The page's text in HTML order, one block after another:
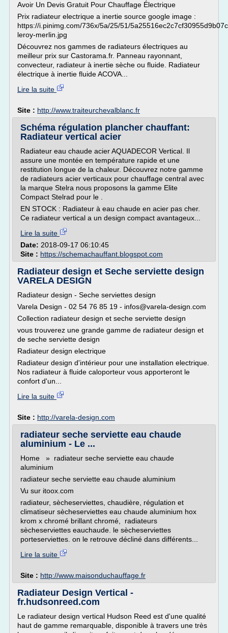
Avoir Un Devis Gratuit Pour Chauffage Électrique
Prix radiateur electrique a inertie source google image :
https://i.pinimg.com/736x/5a/25/51/
leroy-merlin.jpg
Découvrez nos gammes de radiateurs électriques au
meilleur prix sur Castorama.fr. Panneau rayonnant,
convecteur, radiateur à inertie sèche ou fluide. Radiateur
électrique à inertie fluide ACOVA...
Lire la suite
Site : http://www.traiteurchevalblanc.fr
Schéma régulation plancher chauffant:
Radiateur vertical acier
Radiateur eau chaude acier AQUADECOR Vertical. Il
assure une montée en température rapide et une
restitution longue de la chaleur. Découvrez notre gamme
de radiateurs acier verticaux pour chauffage central avec
la marque Stelra nous proposons la gamme Elite
Compact Stelrad pour le .
EN STOCK : Radiateur à eau chaude en acier pas cher.
Ce radiateur vertical a un design compact avantageux...
Lire la suite
Date: 2018-09-17 06:10:45
Site : https://schemachauffant.blogspot.com
Radiateur design et Seche serviette design
VARELA DESIGN
Radiateur design - Seche serviettes design
Varela Design - 02 54 76 85 19 - infos@varela-design.com
Collection radiateur design et seche serviette design
vous trouverez une grande gamme de radiateur design et
de seche serviette design
Radiateur design electrique
Radiateur design d'intérieur pour une installation electrique.
Nos radiateur à fluide caloporteur vous apporteront le
confort d'un...
Lire la suite
Site : http://varela-design.com
radiateur seche serviette eau chaude
aluminium - Le ...
Home » radiateur seche serviette eau chaude
aluminium
radiateur seche serviette eau chaude aluminium
Vu sur itoox.com
radiateur, sècheserviettes, chaudière, régulation et
climatiseur sècheserviettes eau chaude aluminium hox
krom x chromé brillant chromé, radiateurs
sècheserviettes eauchaude. le sècheserviettes
porteserviettes. on le retrouve décliné dans différents...
Lire la suite
Site : http://www.maisonduchauffage.fr
Radiateur Design Vertical -
fr.hudsonreed.com
Le radiateur design vertical Hudson Reed est d'une qualité
haut de gamme remarquable, disponible à travers une très